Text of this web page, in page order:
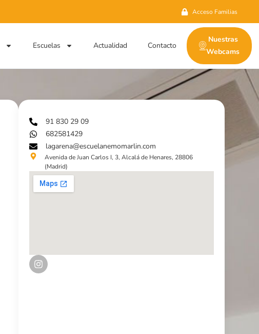
Acceso Familias
Escuelas Actualidad Contacto
Nuestras
Webcams
91 830 29 09
682581429
lagarena@escuelanemomarlin.com
Avenida de Juan Carlos I, 3, Alcalá de Henares, 28806
(Madrid)